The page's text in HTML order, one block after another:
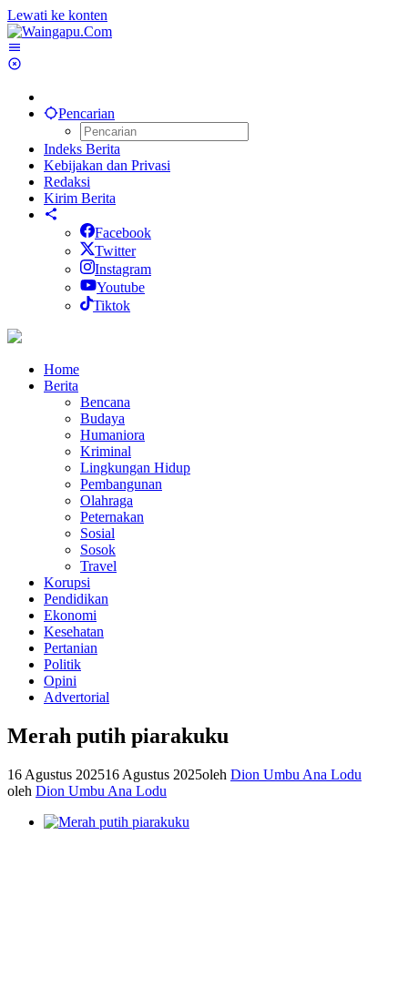
Lewati ke konten
Pencarian
Indeks Berita
Kebijakan dan Privasi
Redaksi
Kirim Berita
Facebook
Twitter
Instagram
Youtube
Tiktok
Home
Berita
Bencana
Budaya
Humaniora
Kriminal
Lingkungan Hidup
Pembangunan
Olahraga
Peternakan
Sosial
Sosok
Travel
Korupsi
Pendidikan
Ekonomi
Kesehatan
Pertanian
Politik
Opini
Advertorial
Merah putih piarakuku
16 Agustus 202516 Agustus 2025oleh Dion Umbu Ana Lodu
oleh Dion Umbu Ana Lodu